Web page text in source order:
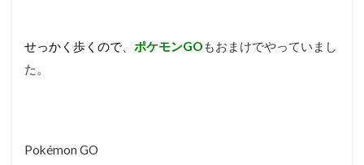
せっかく歩くので、 ポケモンGO もおまけでやっていまし
た。
Pokémon GO